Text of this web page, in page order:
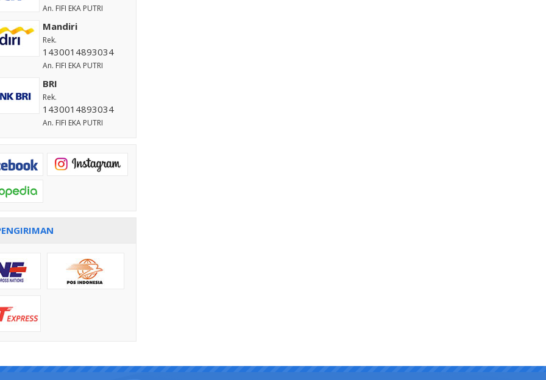
An. FIFI EKA PUTRI
Mandiri
Rek.
1430014893034
An. FIFI EKA PUTRI
BRI
Rek.
1430014893034
An. FIFI EKA PUTRI